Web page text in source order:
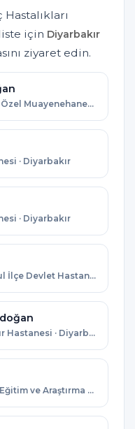
için Diyarbakır
ziyaret edin.
Abdurrahman Işıkdoğan Özel Muayenehanesi · Diyarbakır
· Diyarbakır
· Diyarbakır
Kulp Dr. Abdullah Biroğul İlçe Devlet Hastanesi · Diyarbakır
Özel Memorial Diyarbakır Hastanesi · Diyarbakır
Diyarbakır Gazi Yaşargil Eğitim ve Araştırma Hastanesi · Diyarbakır